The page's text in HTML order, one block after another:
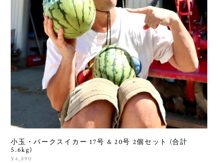
小玉・パークスイカー 17号 & 20号 2個セット (合計
5.6kg)
¥4,890